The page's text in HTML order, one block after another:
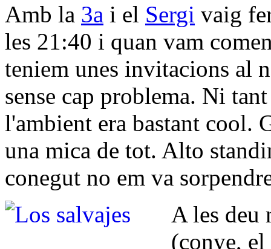
Amb la 3a i el Sergi vaig
les 21:40 i quan vam
teniem unes invitacions al
sense cap problema. Ni
l'ambient era bastant cool.
una mica de tot. Alto
conegut no em va
A les deu
(conye,